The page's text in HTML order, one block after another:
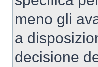
meno gli
a
decisione